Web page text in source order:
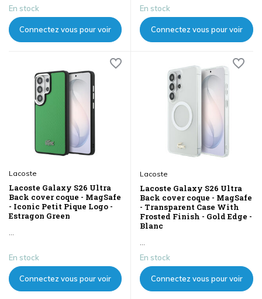
En stock
Connectez vous pour voir
En stock
Connectez vous pour voir
Lacoste
Lacoste Galaxy S26 Ultra
Back cover coque - MagSafe
- Iconic Petit Pique Logo -
Estragon Green
...
En stock
Connectez vous pour voir
Lacoste
Lacoste Galaxy S26 Ultra
Back cover coque - MagSafe
- Transparent Case With
Frosted Finish - Gold Edge -
Blanc
En stock
Connectez vous pour voir